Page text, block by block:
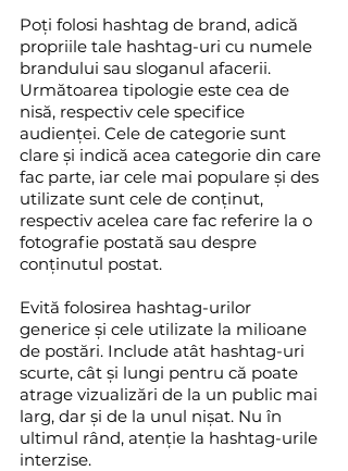
Poți folosi hashtag de brand, adică
propriile tale hashtag-uri cu numele
brandului sau sloganul afacerii.
Următoarea tipologie este cea de
nisă, respectiv cele specifice
audienței. Cele de categorie sunt
clare și indică acea categorie din care
fac parte, iar cele mai populare și des
utilizate sunt cele de conținut,
respectiv acelea care fac referire la o
fotografie postată sau despre
conținutul postat.
Evită folosirea hashtag-urilor
generice și cele utilizate la milioane
de postări. Include atât hashtag-uri
scurte, cât și lungi pentru că poate
atrage vizualizări de la un public mai
larg, dar și de la unul nișat. Nu în
ultimul rând, atenție la hashtag-urile
interzise.